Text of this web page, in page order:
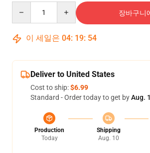
장바구니
이 세일은 04: 19: 54
Deliver to United States
Cost to ship:$6.99
Standard - Order today to get byAug.
Production
Today
Shipping
Aug. 10